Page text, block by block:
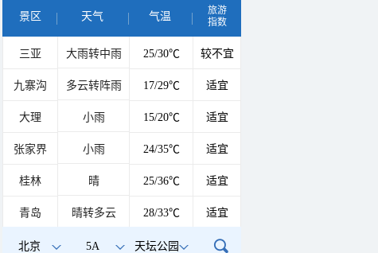
景区 天气 气温
旅游
指数
三亚 大雨转中雨 25/30℃ 较不宜
九寨沟 多云转阵雨 17/29℃ 适宜
大理 小雨 15/20℃ 适宜
张家界 小雨 24/35℃ 适宜
桂林 晴 25/36℃ 适宜
青岛 晴转多云 28/33℃ 适宜
北京 5A 天坛公园